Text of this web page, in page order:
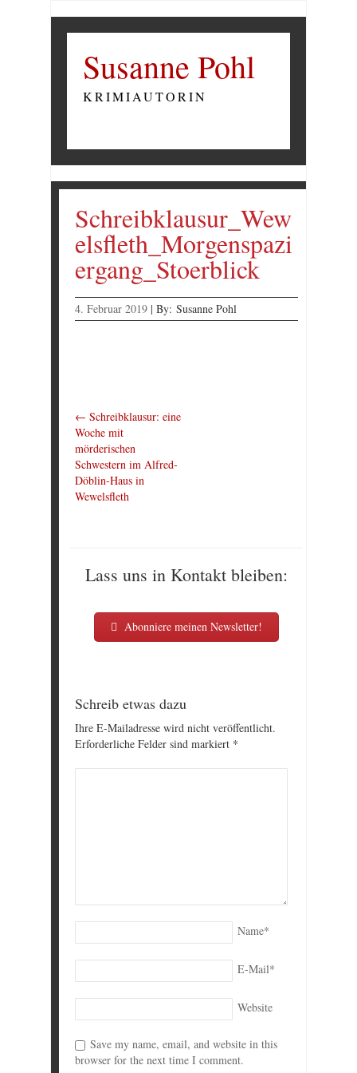
Susanne Pohl
KRIMIAUTORIN
Schreibklausur_Wew
elsfleth_Morgenspazi
ergang_Stoerblick
4. Februar 2019 | By: Susanne Pohl
← Schreibklausur: eine
Woche mit
mörderischen
Schwestern im Alfred-
Döblin-Haus in
Wewelsfleth
Lass uns in Kontakt bleiben:
Abonniere meinen Newsletter!
Schreib etwas dazu
Ihre E-Mailadresse wird nicht veröffentlicht.
Erforderliche Felder sind markiert *
Name*
E-Mail*
Website
Save my name, email, and website in this
browser for the next time I comment.